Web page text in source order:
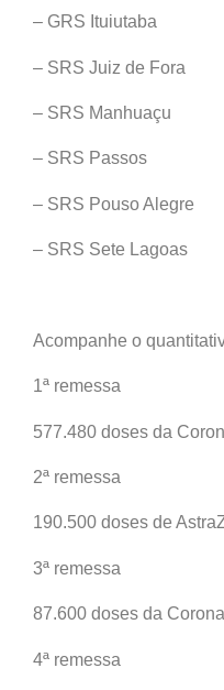
– GRS Ituiutaba
– SRS Juiz de Fora
– SRS Manhuaçu
– SRS Passos
– SRS Pouso Alegre
– SRS Sete Lagoas
Acompanhe o
1ª remessa
577.480 doses da
2ª remessa
190.500 doses de
3ª remessa
87.600 doses da
4ª remessa